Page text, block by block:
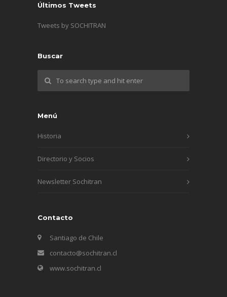
Últimos Tweets
Tweets by SOCHITRAN
Buscar
Menú
Historia
Directorio y Socios
Newsletter Sochitran
Contacto
Santiago de Chile
contacto@sochitran.cl
www.sochitran.cl